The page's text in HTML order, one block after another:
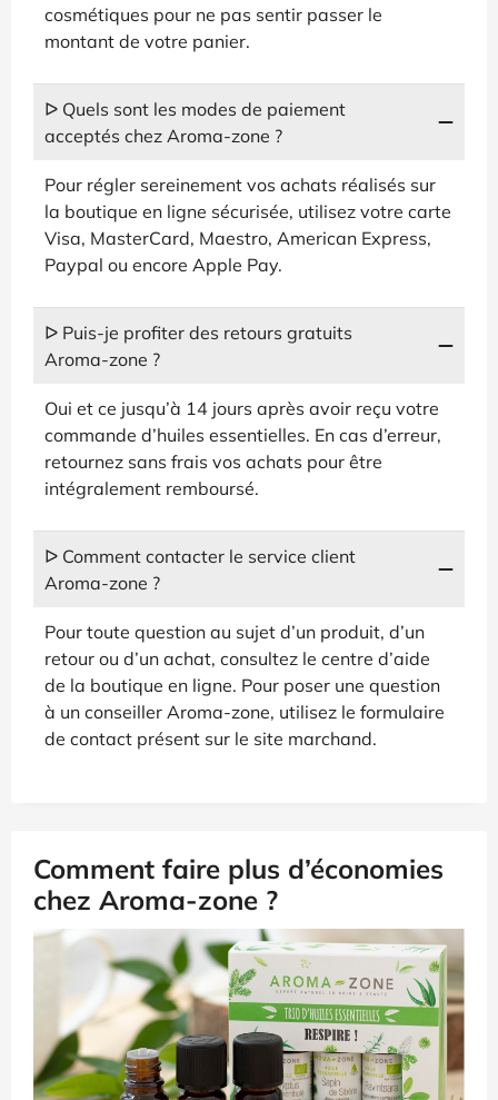
cosmétiques pour ne pas sentir passer le
montant de votre panier.
ᐅ Quels sont les modes de paiement
acceptés chez Aroma-zone ?
Pour régler sereinement vos achats réalisés sur
la boutique en ligne sécurisée, utilisez votre carte
Visa, MasterCard, Maestro, American Express,
Paypal ou encore Apple Pay.
ᐅ Puis-je profiter des retours gratuits
Aroma-zone ?
Oui et ce jusqu’à 14 jours après avoir reçu votre
commande d’huiles essentielles. En cas d’erreur,
retournez sans frais vos achats pour être
intégralement remboursé.
ᐅ Comment contacter le service client
Aroma-zone ?
Pour toute question au sujet d’un produit, d’un
retour ou d’un achat, consultez le centre d’aide
de la boutique en ligne. Pour poser une question
à un conseiller Aroma-zone, utilisez le formulaire
de contact présent sur le site marchand.
Comment faire plus d’économies
chez Aroma-zone ?